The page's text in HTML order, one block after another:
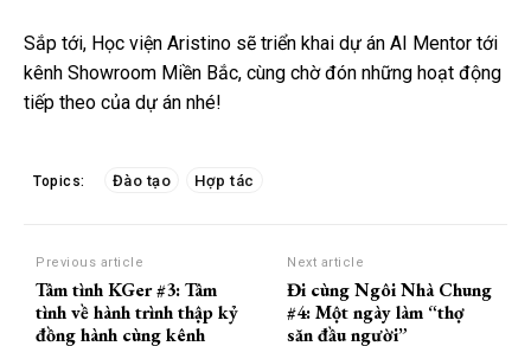
Sắp tới, Học viện Aristino sẽ triển khai dự án AI Mentor tới
kênh Showroom Miền Bắc, cùng chờ đón những hoạt động
tiếp theo của dự án nhé!
Topics: Đào tạo Hợp tác
Previous article
Tâm tình KGer #3: Tâm
tình về hành trình thập kỷ
đồng hành cùng kênh
Next article
Đi cùng Ngôi Nhà Chung
#4: Một ngày làm “thợ
săn đầu người”